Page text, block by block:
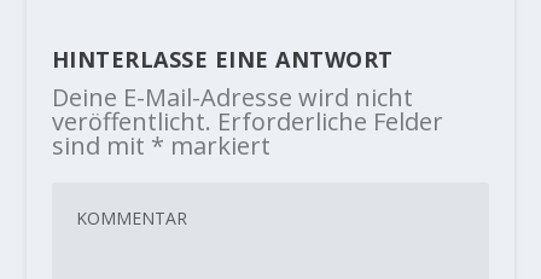
HINTERLASSE EINE ANTWORT
Deine E-Mail-Adresse wird nicht
veröffentlicht. Erforderliche Felder
sind mit * markiert